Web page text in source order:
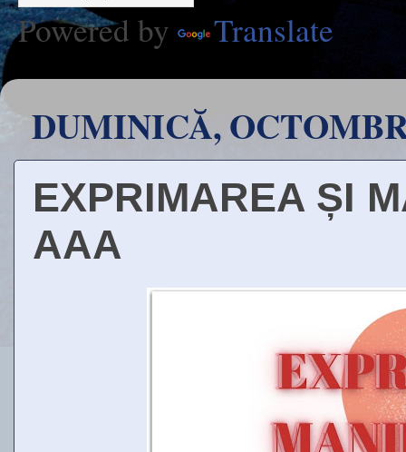
Powered by Translate
DUMINICĂ,
EXPRIMAREA ȘI
AAA